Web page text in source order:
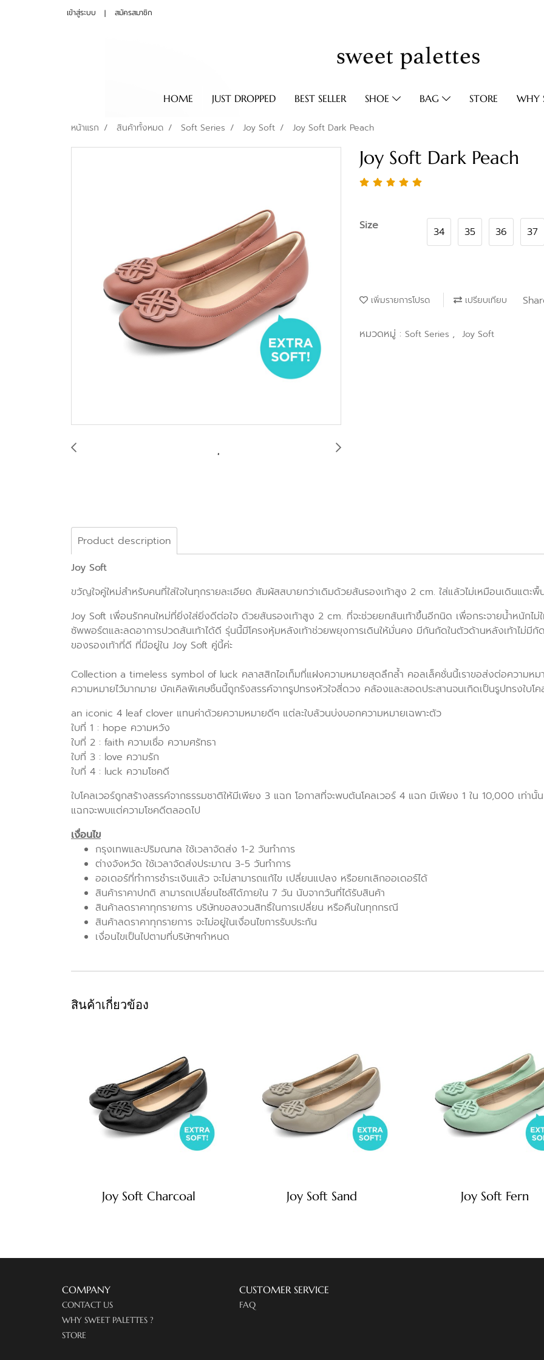
เข้าสู่ระบบ สมัครสมาชิก
HOME JUST DROPPED BEST SELLER SHOE BAG STORE WHY
หน้าแรก สินค้าทั้งหมด Soft Series Joy Soft Joy Soft Dark Peach
Joy Soft Dark Peach
Size 34 35 36 37
เพิ่มรายการโปรด เปรียบเทียบ
หมวดหมู่ : Soft Series , Joy Soft
Product description
Joy Soft
ขวัญใจคู่ใหม่สำหรับคนที่ใส่ใจในทุกรายละเอียด สัมผัสสบายกว่าเดิมด้วยส้นรองเท้าสูง 2 cm. ใส่แล้วไม่เหมือนเดินแตะพื้
Joy Soft เพื่อนรักคนใหม่ที่ยิ่งใส่ยิ่งดีต่อใจ ด้วยส้นรองเท้าสูง 2 cm. ที่จะช่วยยกส้นเท้าขึ้นอีกนิด เพื่อกระจายน้ำหนักไม่
ซัพพอร์ตและลดอาการปวดส้นเท้าได้ดี รุ่นนี้มีโครงหุ้มหลังเท้าช่วยพยุงการเดินให้มั่นคง มีกันกัดในตัวด้านหลังเท้าไม่
ของรองเท้าที่ดี ที่มีอยู่ใน Joy Soft คู่นี้ค่ะ
Collection a timeless symbol of luck คลาสสิกไอเท็มที่แฝงความหมายสุดลึกล้ำ คอลเล็คชั่นนี้เราขอส่งต่อความหม
ความหมายไว้มากมาย บัคเคิลพิเศษชิ้นนี้ถูกรังสรรค์จากรูปทรงหัวใจสี่ดวง คล้องและสอดประสานจนเกิดเป็นรูปทรงใบโ
an iconic 4 leaf clover แทนค่าด้วยความหมายดีๆ แต่ละใบล้วนบ่งบอกความหมายเฉพาะตัว
ใบที่ 1 : hope ความหวัง
ใบที่ 2 : faith ความเชื่อ ความศรัทธา
ใบที่ 3 : love ความรัก
ใบที่ 4 : luck ความโชคดี
ใบโคลเวอร์ถูกสร้างสรรค์จากธรรมชาติให้มีเพียง 3 แฉก โอกาสที่จะพบต้นโคลเวอร์ 4 แฉก มีเพียง 1 ใน 10,000 เท่านั้
แฉกจะพบแต่ความโชคดีตลอดไป
เงื่อนไข
กรุงเทพและปริมณฑล ใช้เวลาจัดส่ง 1-2 วันทำการ
ต่างจังหวัด ใช้เวลาจัดส่งประมาณ 3-5 วันทำการ
ออเดอร์ที่ทำการชำระเงินแล้ว จะไม่สามารถแก้ไข เปลี่ยนแปลง หรือยกเลิกออเดอร์ได้
สินค้าราคาปกติ สามารถเปลี่ยนไซส์ได้ภายใน 7 วัน นับจากวันที่ได้รับสินค้า
สินค้าลดราคาทุกรายการ บริษัทขอสงวนสิทธิ์ในการเปลี่ยน หรือคืนในทุกกรณี
สินค้าลดราคาทุกรายการ จะไม่อยู่ในเงื่อนไขการรับประกัน
เงื่อนไขเป็นไปตามที่บริษัทฯกำหนด
สินค้าเกี่ยวข้อง
Joy Soft Charcoal Joy Soft Sand Joy Soft Fern
COMPANY
CONTACT US
WHY SWEET PALETTES ?
STORE
CUSTOMER SERVICE
FAQ